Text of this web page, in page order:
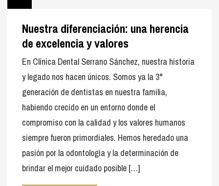
Nuestra diferenciación: una herencia
de excelencia y valores
En Clínica Dental Serrano Sánchez, nuestra historia
y legado nos hacen únicos. Somos ya la 3°
generación de dentistas en nuestra familia,
habiendo crecido en un entorno donde el
compromiso con la calidad y los valores humanos
siempre fueron primordiales. Hemos heredado una
pasión por la odontología y la determinación de
brindar el mejor cuidado posible […]